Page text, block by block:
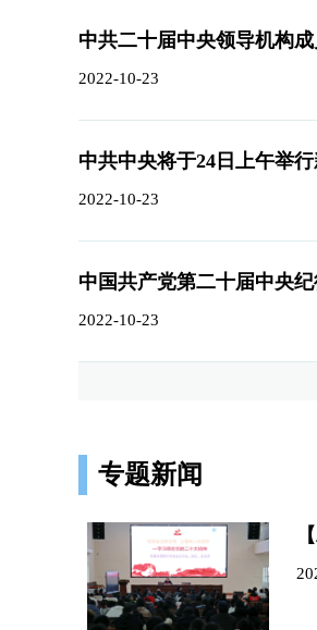
中共二十届中央领导机构
2022-10-23
中共中央将于24日上午举
2022-10-23
中国共产党第二十届中央
2022-10-23
专题新闻